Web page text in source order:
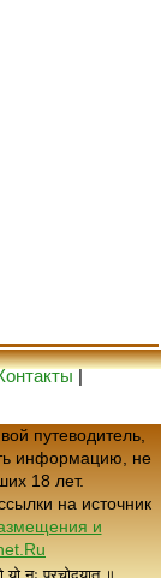
|
путеводитель,
информацию, не
18 лет.
на источник
и